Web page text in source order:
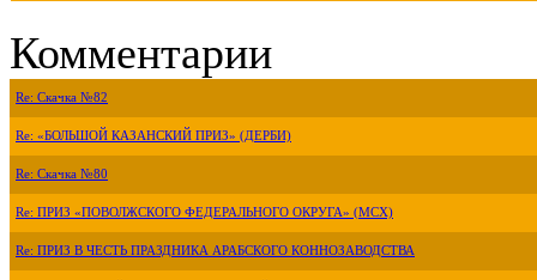
Комментарии
Re: Скачка №82
Re: «БОЛЬШОЙ КАЗАНСКИЙ ПРИЗ» (ДЕРБИ)
Re: Скачка №80
Re: ПРИЗ «ПОВОЛЖСКОГО ФЕДЕРАЛЬНОГО ОКРУГА» (МСХ)
Re: ПРИЗ В ЧЕСТЬ ПРАЗДНИКА АРАБСКОГО КОННОЗАВОДСТВА